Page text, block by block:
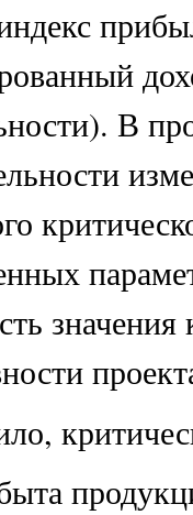
В
значения